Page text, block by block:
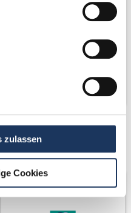
zulassen
Cookies
Kooperations-
Partner